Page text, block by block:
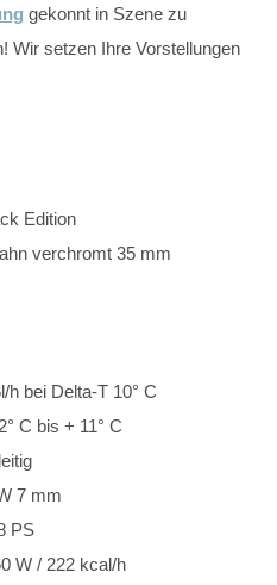
gekonnt in Szene zu
Wir setzen Ihre Vorstellungen
Edition
verchromt 35 mm
h bei Delta-T 10° C
C bis + 11° C
7 mm
PS
W / 222 kcal/h